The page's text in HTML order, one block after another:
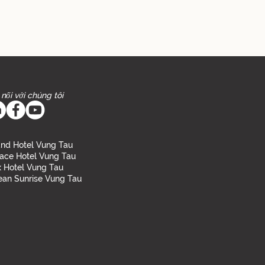
nối với chúng tôi
Hotel Vung Tau
Hotel Vung Tau
Hotel Vung Tau
Sunrise Vung Tau